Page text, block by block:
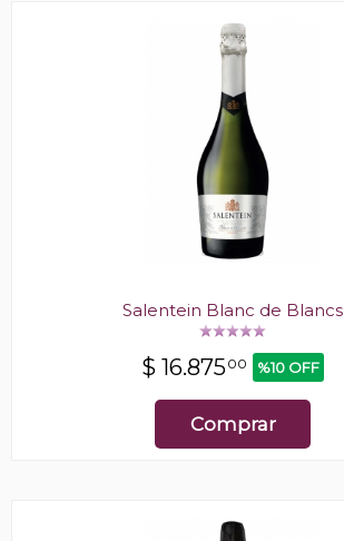
Salentein Blanc de Blancs
$ 16.87500 %10 OFF
Comprar